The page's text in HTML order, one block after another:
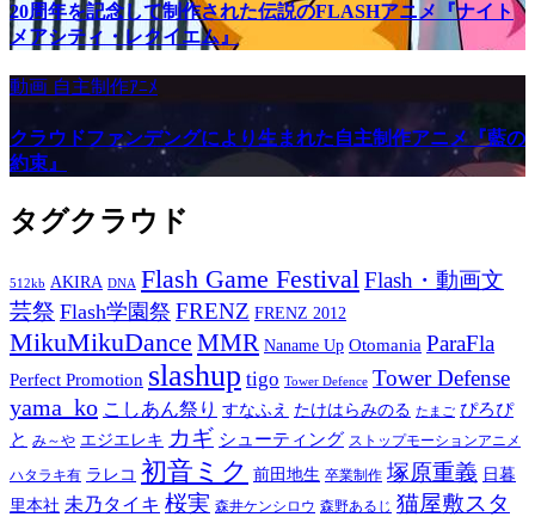
20周年を記念して制作された伝説のFLASHアニメ『ナイト
メアシティ・レクイエム』
動画 自主制作ｱﾆﾒ
クラウドファンデングにより生まれた自主制作アニメ『藍の
約束』
タグクラウド
512kb AKIRA DNA Flash Game Festival Flash・動画文
芸祭 Flash学園祭 FRENZ FRENZ 2012
MikuMikuDance MMR Naname Up Otomania ParaFla
Perfect Promotion slashup tigo Tower Defence Tower Defense
yama_ko こしあん祭り すなふえ たけはらみのる たまご ぴろぴ
と み～や エジエレキ カギ シューティング ストップモーションアニメ
ハタラキ有 ラレコ 初音ミク 前田地生 卒業制作 塚原重義 日暮
里本社 未乃タイキ 桜実 森井ケンシロウ 森野あるじ 猫屋敷スタ